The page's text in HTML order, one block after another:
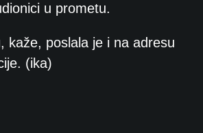
u prometu.
kaže, poslala je i na adresu
(ika)